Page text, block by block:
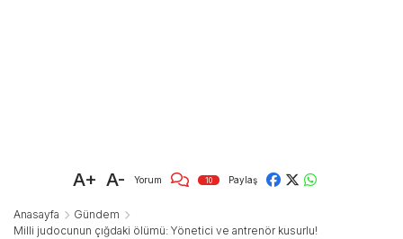
A+ A- Yorum 10 Paylaş
Anasayfa
Gündem
Milli judocunun çığdaki ölümü: Yönetici ve antrenör kusurlu!